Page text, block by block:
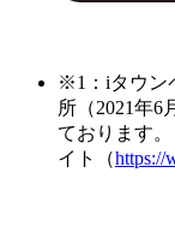
※1：iタウン
所（2021年6
ております
イト（https://